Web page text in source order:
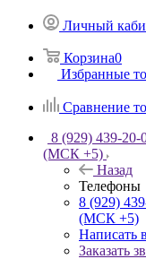
Личный
Корзина0
Избранные
Сравнение
8 (929) 439-20-
(МСК +5)
Назад
Телефоны
8 (929)
(МСК +5)
Написать
Заказать